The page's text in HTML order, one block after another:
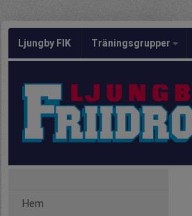
Ljungby FIK Träningsgrupper
Hem